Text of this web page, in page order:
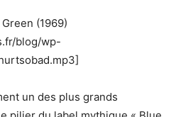
(1969)
blog/wp-
un des plus grands